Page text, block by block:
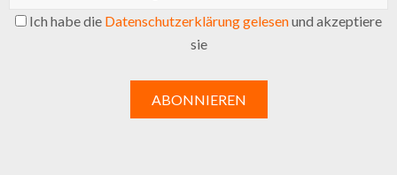
Ich habe die Datenschutzerklärung gelesenund akzeptiere
sie